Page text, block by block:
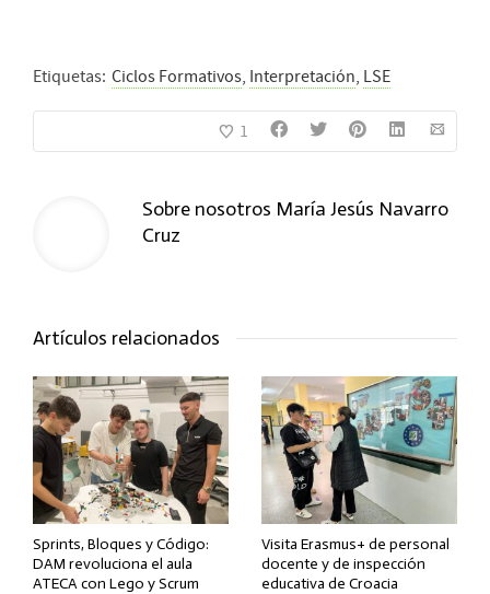
Etiquetas: Ciclos Formativos, Interpretación, LSE
1
Sobre nosotros María Jesús Navarro
Cruz
Artículos relacionados
Sprints, Bloques y Código:
DAM revoluciona el aula
ATECA con Lego y Scrum
Visita Erasmus+ de personal
docente y de inspección
educativa de Croacia